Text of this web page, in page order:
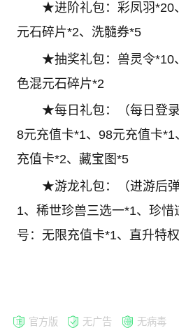
★进阶礼包：彩凤羽*20
元石碎片*2、洗髓券*5
★抽奖礼包：兽灵令*10
色混元石碎片*2
★每日礼包：（每日登
8元充值卡*1、98元充值卡
充值卡*2、藏宝图*5
★游龙礼包：（进游后
1、稀世珍兽三选一*1、珍惜
号：无限充值卡*1、直升特
官方版 无广告 无病毒